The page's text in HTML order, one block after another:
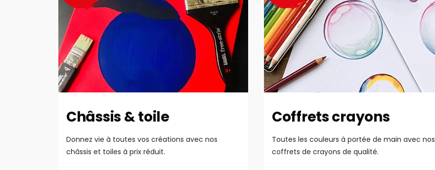
Châssis & toile
Donnez vie à toutes vos créations avec nos
châssis et toiles à prix réduit.
Coffrets crayons
Toutes les couleurs à portée de main avec nos
coffrets de crayons de qualité.